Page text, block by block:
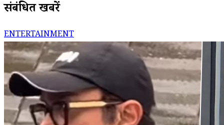
संबंधित खबरें
ENTERTAINMENT